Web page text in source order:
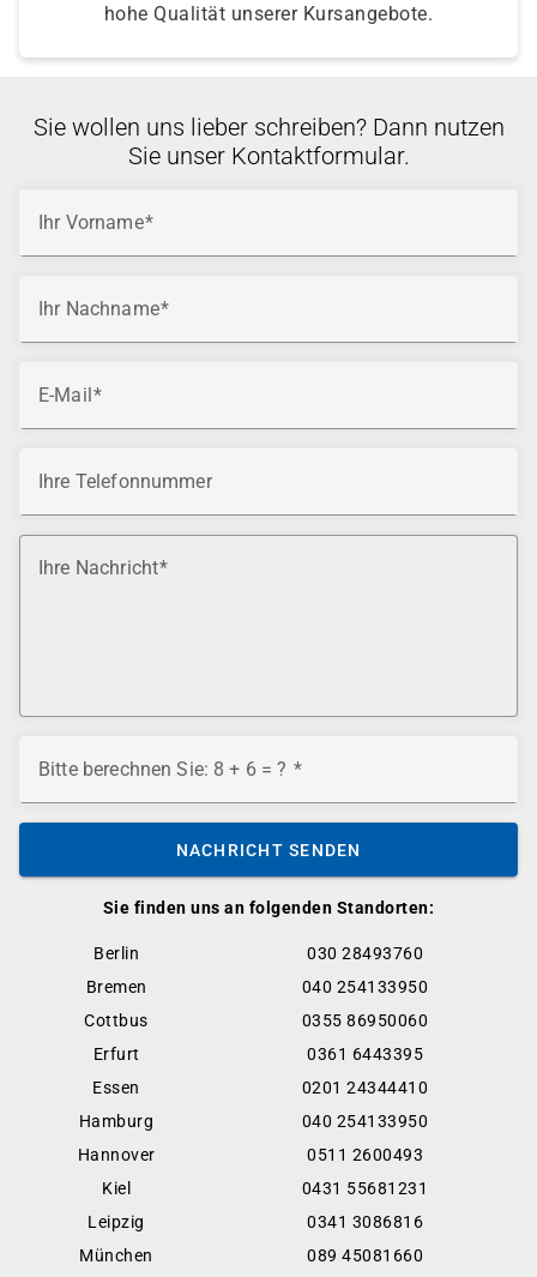
hohe Qualität unserer Kursangebote.
Sie finden uns an folgenden Standorten:
Berlin
030 28493760
Bremen
040 254133950
Cottbus
0355 86950060
Erfurt
0361 6443395
Essen
0201 24344410
Hamburg
040 254133950
Hannover
0511 2600493
Kiel
0431 55681231
Leipzig
0341 3086816
München
089 45081660
Sie wollen uns lieber schreiben? Dann nutzen
Sie unser Kontaktformular.
Ihr Vorname
Ihr Nachname
E-Mail
Ihre Telefonnummer
Ihre Nachricht
Bitte berechnen Sie: 8 + 6 = ?
NACHRICHT SENDEN